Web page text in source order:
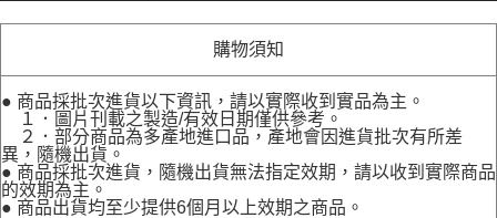
購物須知
● 商品採批次進貨以下資訊，請以實際收到實品為主。
１．圖片刊載之製造/有效日期僅供參考。
２．部分商品為多產地進口品，產地會因進貨批次有所差
異，隨機出貨。
● 商品採批次進貨，隨機出貨無法指定效期，請以收到實際商品
的效期為主。
● 商品出貨均至少提供6個月以上效期之商品。